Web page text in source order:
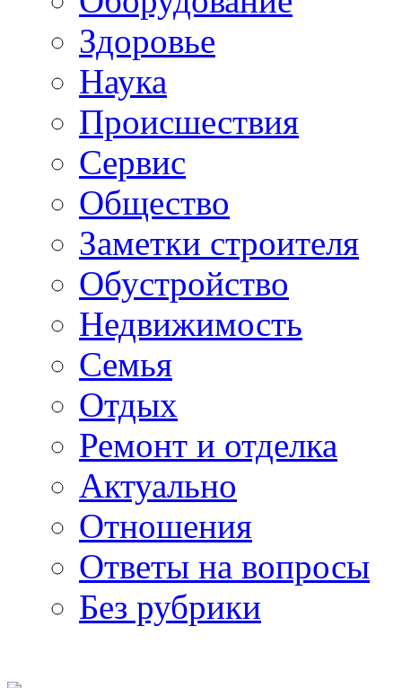
Здоровье
Наука
Происшествия
Сервис
Общество
Заметки строителя
Обустройство
Недвижимость
Семья
Отдых
Ремонт и отделка
Актуально
Отношения
Ответы на вопросы
Без рубрики